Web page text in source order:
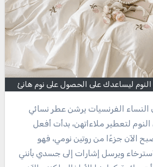
ليساعدك على الحصول على نوم هانئ
لتعطير ملاءاتهن، بدأت أفعل
الآن جزءًا من روتين نومي، فهو
ويرسل إشارات إلى جسدي بأنني